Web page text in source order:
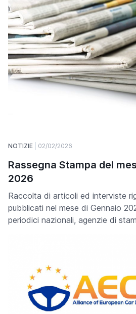
NOTIZIE 02/02/2026
Rassegna Stampa del
2026
Raccolta di articoli ed interviste
pubblicati nel mese di Gennaio
periodici nazionali, agenzie di